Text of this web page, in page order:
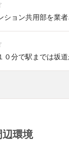
ション共用部を業
０分で駅までは坂
辺環境